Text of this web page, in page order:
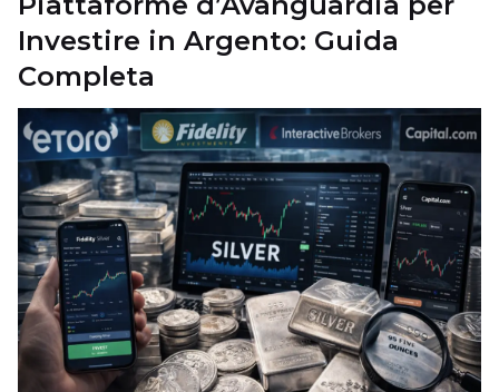
Investire in Argento: Guida
Completa